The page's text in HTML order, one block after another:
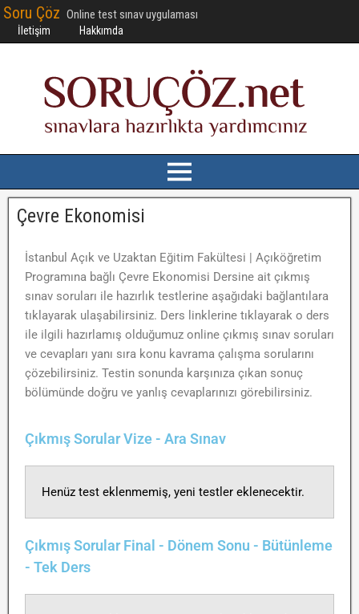
Soru Çöz Online test sınav uygulaması
İletişim Hakkımda
Çevre Ekonomisi
İstanbul Açık ve Uzaktan Eğitim Fakültesi | Açıköğretim
Programına bağlı Çevre Ekonomisi Dersine ait çıkmış
sınav soruları ile hazırlık testlerine aşağıdaki bağlantılara
tıklayarak ulaşabilirsiniz. Ders linklerine tıklayarak o ders
ile ilgili hazırlamış olduğumuz online çıkmış sınav soruları
ve cevapları yanı sıra konu kavrama çalışma sorularını
çözebilirsiniz. Testin sonunda karşınıza çıkan sonuç
bölümünde doğru ve yanlış cevaplarınızı görebilirsiniz.
Çıkmış Sorular Vize - Ara Sınav
Henüz test eklenmemiş, yeni testler eklenecektir.
Çıkmış Sorular Final - Dönem Sonu - Bütünleme
- Tek Ders